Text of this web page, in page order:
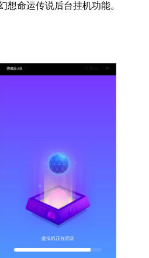
想命运传说后台挂机功能。